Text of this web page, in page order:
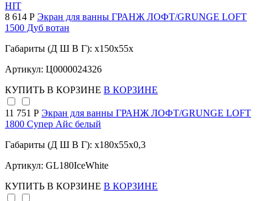
HIT
8 614 Р Экран для ванны ГРАНЖ ЛОФТ/GRUNGE LOFT
1500 Дуб вотан
Габариты (Д Ш В Г): x150x55x
Артикул: Ц0000024326
КУПИТЬ В КОРЗИНЕ В КОРЗИНЕ
11 751 Р Экран для ванны ГРАНЖ ЛОФТ/GRUNGE LOFT
1800 Супер Айс белый
Габариты (Д Ш В Г): x180x55x0,3
Артикул: GL180IceWhite
КУПИТЬ В КОРЗИНЕ В КОРЗИНЕ